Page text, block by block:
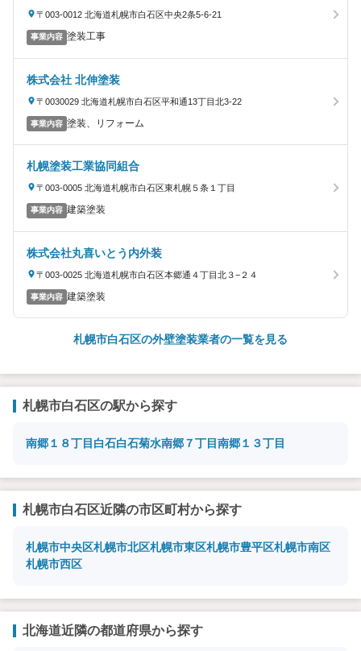
〒003-0012 北海道札幌市白石区中央2条5-6-21
事業内容 塗装工事
株式会社 北伸塗装
〒0030029 北海道札幌市白石区平和通13丁目北3-22
事業内容 塗装、リフォーム
札幌塗装工業協同組合
〒003-0005 北海道札幌市白石区東札幌５条１丁目
事業内容 建築塗装
株式会社丸喜いとう内外装
〒003-0025 北海道札幌市白石区本郷通４丁目北３−２４
事業内容 建築塗装
札幌市白石区の外壁塗装業者の一覧を見る
札幌市白石区の駅から探す
南郷１８丁目 白石白石菊水南郷７丁目南郷１３丁目
札幌市白石区近隣の市区町村から探す
札幌市中央区札幌市北区札幌市東区札幌市豊平区札幌市南区
札幌市西区
北海道近隣の都道府県から探す